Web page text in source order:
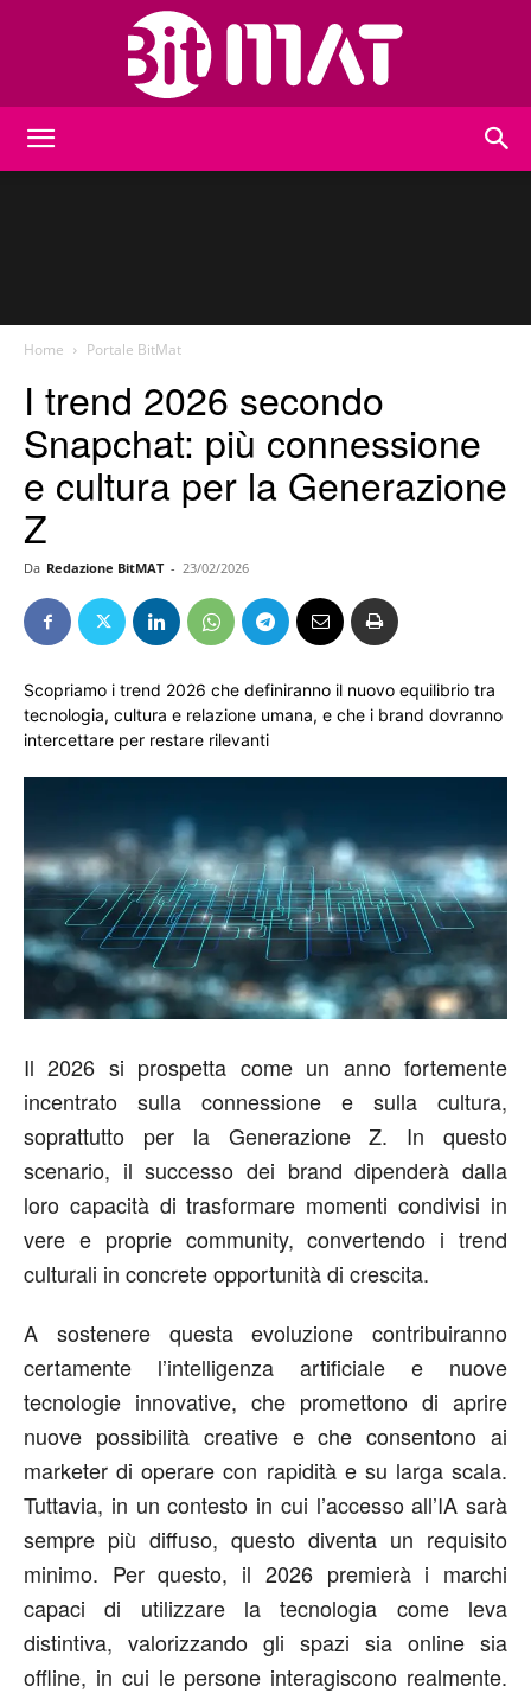
Home Portale BitMat
I trend 2026 secondo
Snapchat: più connessione
e cultura per la Generazione
Z
Da Redazione BitMAT - 23/02/2026
Scopriamo i trend 2026 che definiranno il nuovo equilibrio tra
tecnologia, cultura e relazione umana, e che i brand dovranno
intercettare per restare rilevanti
Il 2026 si prospetta come un anno fortemente
incentrato sulla connessione e sulla cultura,
soprattutto per la Generazione Z. In questo
scenario, il successo dei brand dipenderà dalla
loro capacità di trasformare momenti condivisi in
vere e proprie community, convertendo i trend
culturali in concrete opportunità di crescita.
A sostenere questa evoluzione contribuiranno
certamente l’intelligenza artificiale e nuove
tecnologie innovative, che promettono di aprire
nuove possibilità creative e che consentono ai
marketer di operare con rapidità e su larga scala.
Tuttavia, in un contesto in cui l’accesso all’IA sarà
sempre più diffuso, questo diventa un requisito
minimo. Per questo, il 2026 premierà i marchi
capaci di utilizzare la tecnologia come leva
distintiva, valorizzando gli spazi sia online sia
offline, in cui le persone interagiscono realmente.